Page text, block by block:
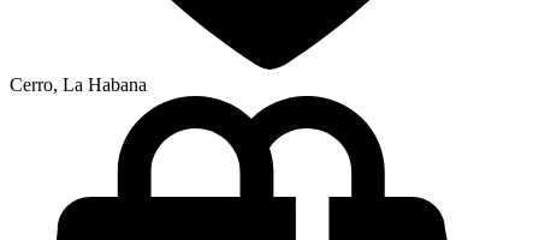
Cerro, La Habana